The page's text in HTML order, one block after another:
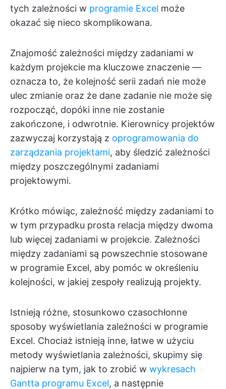
tych zależności w programie Excel może
okazać się nieco skomplikowana.
Znajomość zależności między zadaniami w
każdym projekcie ma kluczowe znaczenie —
oznacza to, że kolejność serii zadań nie może
ulec zmianie oraz że dane zadanie nie może się
rozpocząć, dopóki inne nie zostanie
zakończone, i odwrotnie. Kierownicy projektów
zazwyczaj korzystają z oprogramowania do
zarządzania projektami, aby śledzić zależności
między poszczególnymi zadaniami
projektowymi.
Krótko mówiąc, zależność między zadaniami to
w tym przypadku prosta relacja między dwoma
lub więcej zadaniami w projekcie. Zależności
między zadaniami są powszechnie stosowane
w programie Excel, aby pomóc w określeniu
kolejności, w jakiej zespoły realizują projekty.
Istnieją różne, stosunkowo czasochłonne
sposoby wyświetlania zależności w programie
Excel. Chociaż istnieją inne, łatwe w użyciu
metody wyświetlania zależności, skupimy się
najpierw na tym, jak to zrobić w wykresach
Gantta programu Excel, a następnie